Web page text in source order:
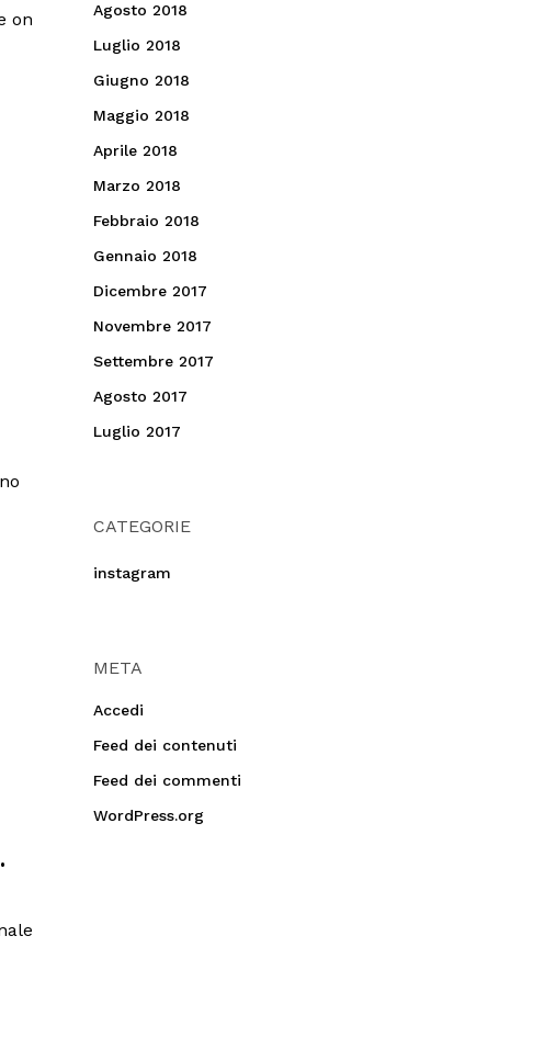
on
Agosto 2018
Luglio 2018
Giugno 2018
Maggio 2018
Aprile 2018
Marzo 2018
Febbraio 2018
Gennaio 2018
Dicembre 2017
Novembre 2017
Settembre 2017
Agosto 2017
Luglio 2017
CATEGORIE
instagram
META
Accedi
Feed dei contenuti
Feed dei commenti
WordPress.org